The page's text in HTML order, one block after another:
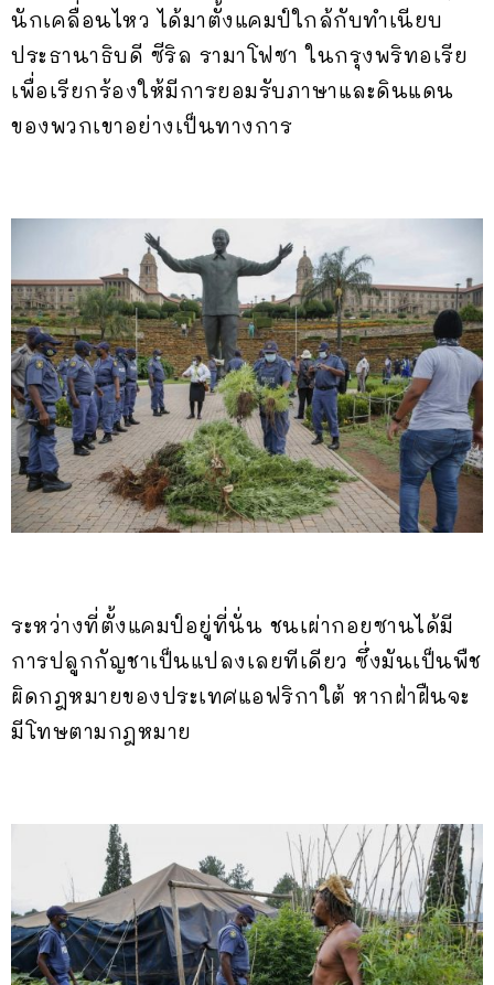
นักเคลื่อนไหว ได้มาตั้งแคมป์ใกล้กับทำเนียบ
ประธานาธิบดี ซีริล รามาโฟซา ในกรุงพริทอเรีย
เพื่อเรียกร้องให้มีการยอมรับภาษาและดินแดน
ของพวกเขาอย่างเป็นทางการ
ระหว่างที่ตั้งแคมป์อยู่ที่นั่น ชนเผ่ากอยซานได้มี
การปลูกกัญชาเป็นแปลงเลยทีเดียว ซึ่งมันเป็นพืช
ผิดกฎหมายของประเทศแอฟริกาใต้ หากฝ่าฝืนจะ
มีโทษตามกฎหมาย